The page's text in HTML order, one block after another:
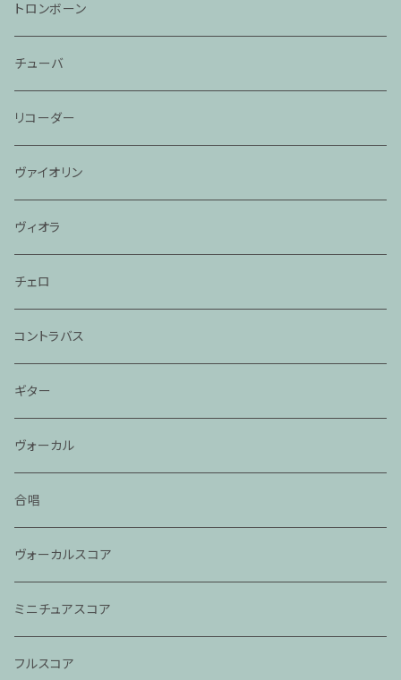
トロンボーン
チューバ
リコーダー
ヴァイオリン
ヴィオラ
チェロ
コントラバス
ギター
ヴォーカル
合唱
ヴォーカルスコア
ミニチュアスコア
フルスコア